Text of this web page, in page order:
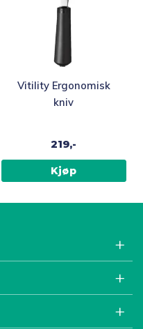
Vitility Ergonomisk
kniv
219,-
Kjøp